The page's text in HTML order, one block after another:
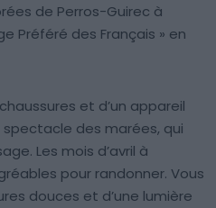
de Perros-Guirec à
Préféré des Français » en
et d’un appareil
des marées, qui
Les mois d’avril à
pour randonner. Vous
douces et d’une lumière